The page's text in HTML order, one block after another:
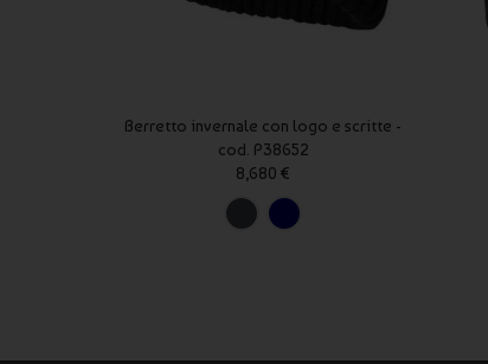
Berretto invernale con logo e scritte -
cod. P38652
8,680 €